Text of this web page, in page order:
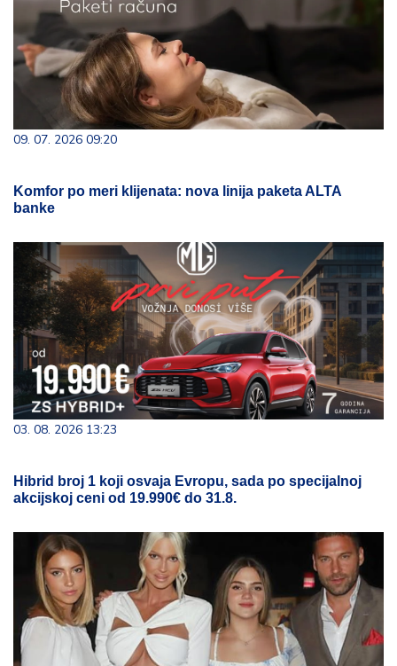
09. 07. 2026 09:20
Komfor po meri klijenata: nova linija paketa ALTA
banke
03. 08. 2026 13:23
Hibrid broj 1 koji osvaja Evropu, sada po specijalnoj
akcijskoj ceni od 19.990€ do 31.8.